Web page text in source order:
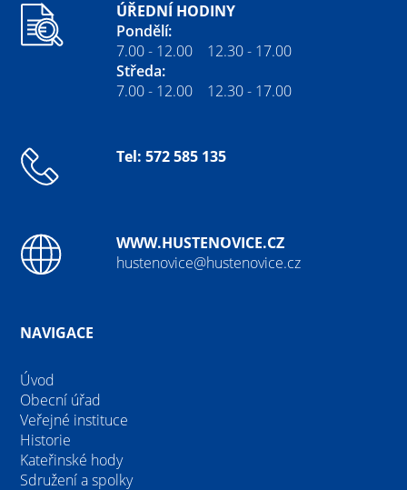
ÚŘEDNÍ HODINY
Pondělí:
7.00 - 12.00 12.30 - 17.00
Středa:
7.00 - 12.00 12.30 - 17.00
Tel: 572 585 135
WWW.HUSTENOVICE.CZ
hustenovice@hustenovice.cz
NAVIGACE
Úvod
Obecní úřad
Veřejné instituce
Historie
Kateřinské hody
Sdružení a spolky